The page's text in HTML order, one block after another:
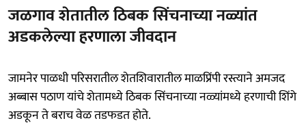
जळगाव शेतातील ठिबक सिंचनाच्या नळ्यांत
अडकलेल्या हरणाला जीवदान
जामनेर पाळधी परिसरातील शेतशिवारातील माळप्रिंपी रस्त्याने अमजद
अब्बास पठाण यांचे शेतामध्ये ठिबक सिंचनाच्या नळ्यांमध्ये हरणाची शिंगे
अडकून ते बराच वेळ तडफडत होते.